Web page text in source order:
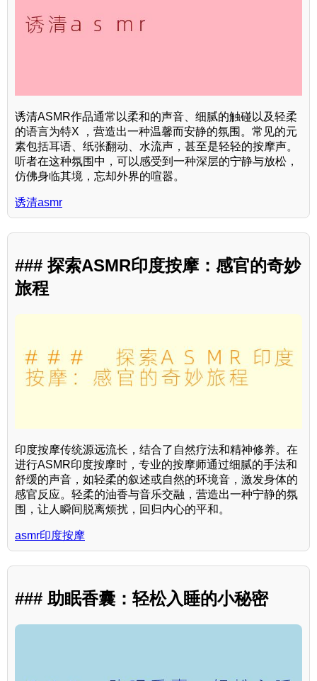
诱清ASMR作品通常以柔和的声音、细腻的触碰以及轻柔
的语言为特X ，营造出一种温馨而安静的氛围。常见的元
素包括耳语、纸张翻动、水流声，甚至是轻轻的按摩声。
听者在这种氛围中，可以感受到一种深层的宁静与放松，
仿佛身临其境，忘却外界的喧嚣。
诱清asmr
### 探索ASMR印度按摩：感官的奇妙
旅程
印度按摩传统源远流长，结合了自然疗法和精神修养。在
进行ASMR印度按摩时，专业的按摩师通过细腻的手法和
舒缓的声音，如轻柔的叙述或自然的环境音，激发身体的
感官反应。轻柔的油香与音乐交融，营造出一种宁静的氛
围，让人瞬间脱离烦扰，回归内心的平和。
asmr印度按摩
### 助眠香囊：轻松入睡的小秘密